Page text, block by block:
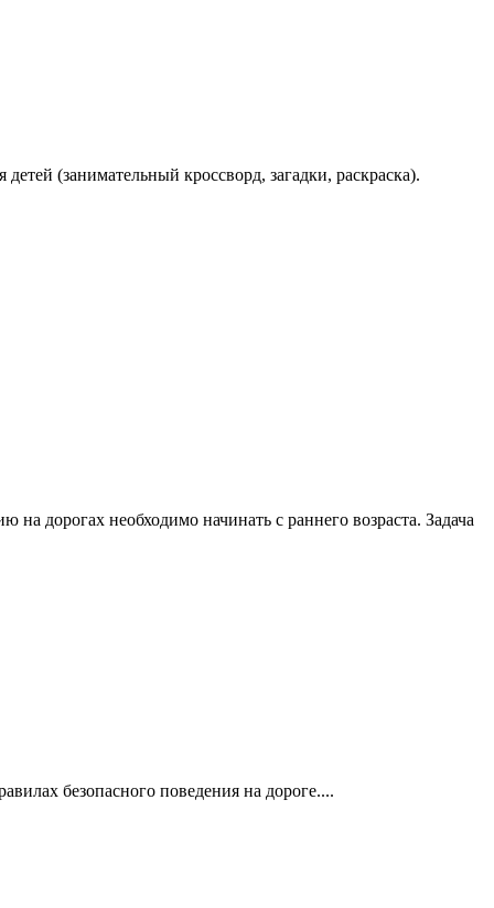
(занимательный кроссворд, загадки, раскраска).
дорогах необходимо начинать с раннего возраста. Задача
безопасного поведения на дороге....